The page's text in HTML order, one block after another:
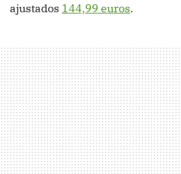
ajustados 144,99 euros.